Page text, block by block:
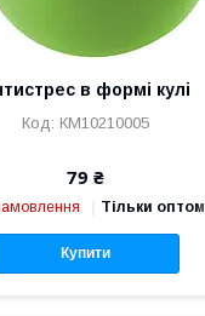
в формі кулі
КМ10210005
79 ₴
Тільки оптом
Купити